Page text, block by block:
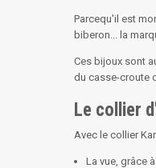
Parcequ'il est
biberon... la
Ces bijoux sont
du casse-croute
Le collier
Avec le collier
La vue, grâce